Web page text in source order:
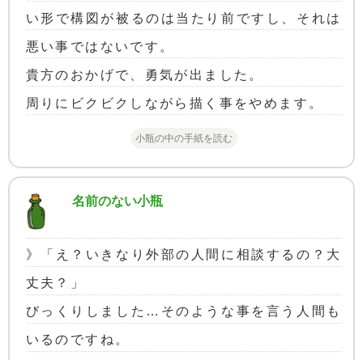
い形で構図が被るのは当たり前ですし、それは
悪い事ではないです。
貴方のおかげで、勇気が出ました。
周りにビクビクしながら描く事をやめます。
小瓶の中の手紙を読む
名前のない小瓶
》「え？いきなり外部の人間に相談するの？大
丈夫？」
びっくりしました…そのような事を言う人間も
いるのですね。